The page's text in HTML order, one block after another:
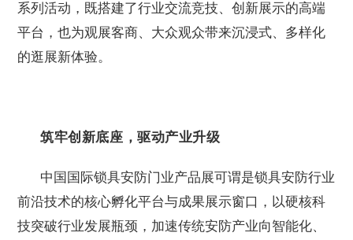
系列活动，既搭建了行业交流竞技、创新展示的高端
平台，也为观展客商、大众观众带来沉浸式、多样化
的逛展新体验。
筑牢创新底座，驱动产业升级
中国国际锁具安防门业产品展可谓是锁具安防行业
前沿技术的核心孵化平台与成果展示窗口，以硬核科
技突破行业发展瓶颈，加速传统安防产业向智能化、